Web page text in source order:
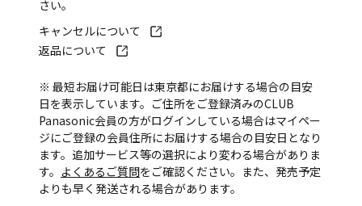
さい。
キャンセルについて
返品について
※ 最短お届け可能日は東京都にお届けする場合の目安
日を表示しています。ご住所をご登録済みのCLUB
Panasonic会員の方がログインしている場合はマイペー
ジにご登録の会員住所にお届けする場合の目安日となり
ます。追加サービス等の選択により変わる場合がありま
す。 よくあるご質問をご確認ください。また、発売予定
よりも早く発送される場合があります。